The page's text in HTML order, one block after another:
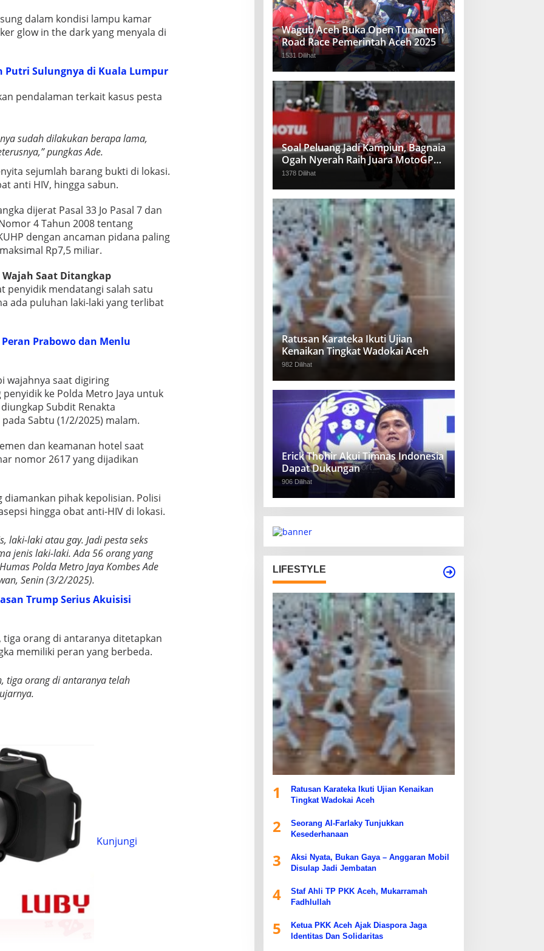
dalam kondisi lampu kamar
glow in the dark yang menyala di
Putri Sulungnya di Kuala Lumpur
pendalaman terkait kasus pesta
sudah dilakukan berapa lama,
pungkas Ade.
sejumlah barang bukti di lokasi.
anti HIV, hingga sabun.
dijerat Pasal 33 Jo Pasal 7 dan
4 Tahun 2008 tentang
dengan ancaman pidana paling
Rp7,5 miliar.
Wajah Saat Ditangkap
penyidik mendatangi salah satu
ada puluhan laki-laki yang terlibat
Prabowo dan Menlu
wajahnya saat digiring
ke Polda Metro Jaya untuk
Subdit Renakta
Sabtu (1/2/2025) malam.
dan keamanan hotel saat
nomor 2617 yang dijadikan
diamankan pihak kepolisian. Polisi
hingga obat anti-HIV di lokasi.
laki-laki atau gay. Jadi pesta seks
jenis laki-laki. Ada 56 orang yang
Polda Metro Jaya Kombes Ade
Senin (3/2/2025).
Trump Serius Akuisisi
orang di antaranya ditetapkan
memiliki peran yang berbeda.
tiga orang di antaranya telah
Kunjungi
Wagub Aceh Buka Open Turnamen
Road Race Pemerintah Aceh 2025
1531 Dilihat
Soal Peluang Jadi Kampiun, Bagnaia
Ogah Nyerah Raih Juara MotoGP
2024
1378 Dilihat
Ratusan Karateka Ikuti Ujian
Kenaikan Tingkat Wadokai Aceh
982 Dilihat
Erick Thohir Akui Timnas Indonesia
Dapat Dukungan
906 Dilihat
LIFESTYLE
1
Ratusan Karateka Ikuti Ujian Kenaikan
Tingkat Wadokai Aceh
2
Seorang Al-Farlaky Tunjukkan
Kesederhanaan
3
Aksi Nyata, Bukan Gaya – Anggaran Mobil
Disulap Jadi Jembatan
4
Staf Ahli TP PKK Aceh, Mukarramah
Fadhlullah
5
Ketua PKK Aceh Ajak Diaspora Jaga
Identitas Dan Solidaritas